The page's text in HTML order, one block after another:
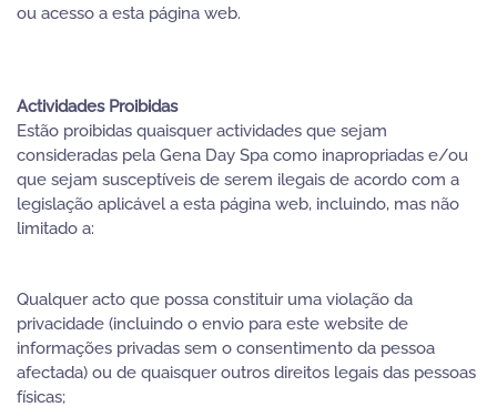
ou acesso a esta página web.
Actividades Proibidas
Estão proibidas quaisquer actividades que sejam
consideradas pela Gena Day Spa como inapropriadas e/ou
que sejam susceptíveis de serem ilegais de acordo com a
legislação aplicável a esta página web, incluindo, mas não
limitado a:
Qualquer acto que possa constituir uma violação da
privacidade (incluindo o envio para este website de
informações privadas sem o consentimento da pessoa
afectada) ou de quaisquer outros direitos legais das pessoas
físicas;